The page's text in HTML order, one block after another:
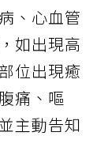
、心血管
如出現高
位出現癒
痛、嘔
主動告知